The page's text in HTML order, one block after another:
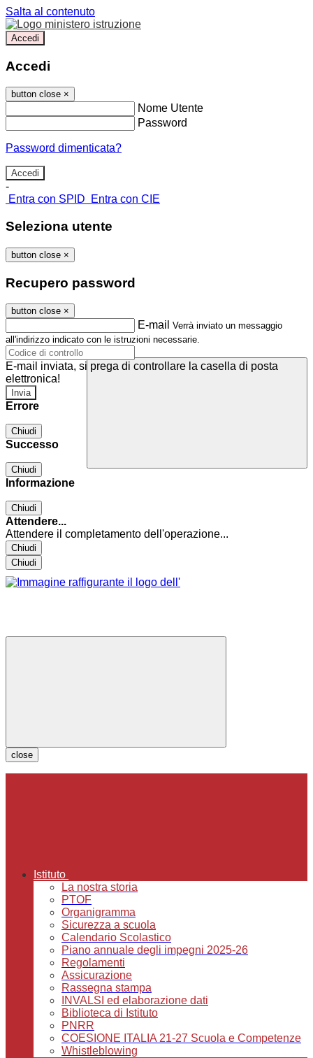
Salta al contenuto
Accedi
Accedi
button close ×
Nome Utente
Password
Password dimenticata?
-
Entra con SPID
Entra con CIE
Seleziona utente
button close ×
Recupero password
button close ×
E-mail Verrà inviato un messaggio
all'indirizzo indicato con le istruzioni necessarie.
E-mail inviata, si prega di controllare la casella di posta
elettronica!
Errore
Chiudi
Successo
Chiudi
Informazione
Chiudi
Attendere...
Attendere il completamento dell'operazione...
Chiudi
Chiudi
close
Istituto
La nostra storia
PTOF
Organigramma
Sicurezza a scuola
Calendario Scolastico
Piano annuale degli impegni 2025-26
Regolamenti
Assicurazione
Rassegna stampa
INVALSI ed elaborazione dati
Biblioteca di Istituto
PNRR
COESIONE ITALIA 21-27 Scuola e Competenze
Whistleblowing